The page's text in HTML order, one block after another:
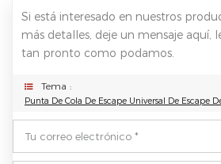
Si está interesado en nuestros
más detalles, deje un mensaje aquí,
tan pronto como podamos.
Tema :
Punta De Cola De Escape Universal De Escape